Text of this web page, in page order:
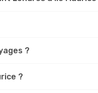
?
?